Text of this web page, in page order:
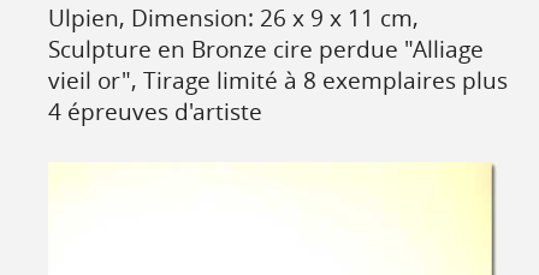
Ulpien, Dimension: 26 x 9 x 11 cm,
Sculpture en Bronze cire perdue "Alliage
vieil or", Tirage limité à 8 exemplaires plus
4 épreuves d'artiste